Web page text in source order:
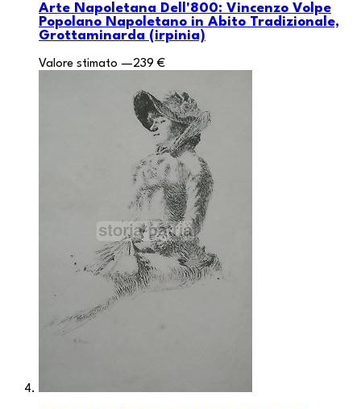
Arte Napoletana Dell'800: Vincenzo Volpe
Popolano Napoletano in Abito Tradizionale,
Grottaminarda (irpinia)
Valore stimato —239 €